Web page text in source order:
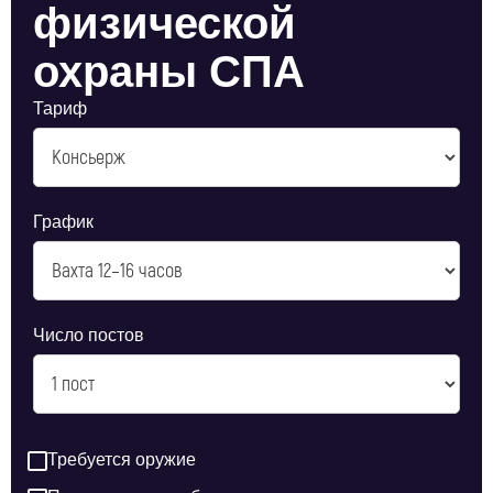
физической
охраны СПА
Тариф
График
Число постов
Требуется оружие